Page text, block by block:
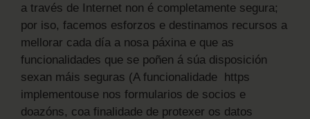
a través de Internet non é completamente segura;
por iso, facemos esforzos e destinamos recursos a
mellorar cada día a nosa páxina e que as
funcionalidades que se poñen á súa disposición
sexan máis seguras (A funcionalidade https
implementouse nos formularios de socios e
doazóns, coa finalidade de protexer os datos